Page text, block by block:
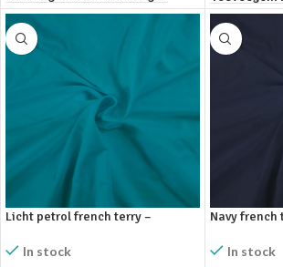
Licht petrol french terry –
In stock
Navy french
In stock